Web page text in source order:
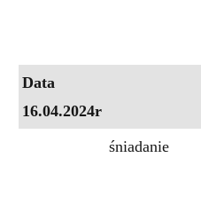
Data
16.04.2024r
śniadanie